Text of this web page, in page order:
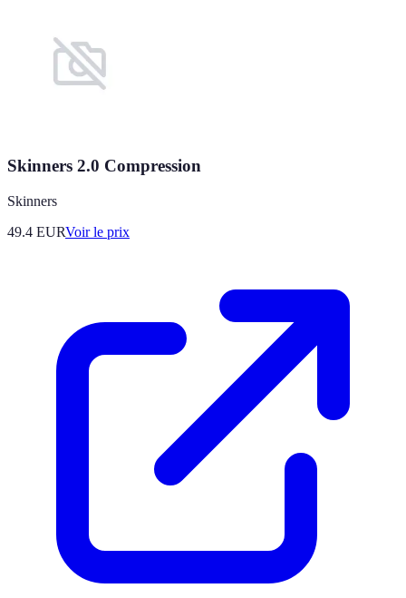
Skinners 2.0 Compression
Skinners
49.4 EURVoir le prix